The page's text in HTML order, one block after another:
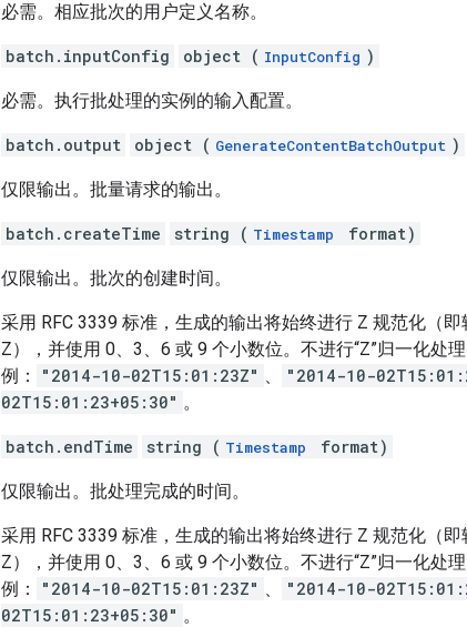
必需。相应批次的用户定义名称。
batch.inputConfig object ( InputConfig )
必需。执行批处理的实例的输入配置。
batch.output object ( GenerateContentBatchOutput )
仅限输出。批量请求的输出。
batch.createTime string ( Timestamp format)
仅限输出。批次的创建时间。
采用 RFC 3339 标准，生成的输出将始终进行 Z 规范化（
Z），并使用 0、3、6 或 9 个小数位。不进行“Z”归一化处
例：
"2014-10-02T15:01:23Z" 、 "2014-10-
02T15:01:23+05:30" 。
batch.endTime string ( Timestamp format)
仅限输出。批处理完成的时间。
采用 RFC 3339 标准，生成的输出将始终进行 Z 规范化（
Z），并使用 0、3、6 或 9 个小数位。不进行“Z”归一化处
例：
"2014-10-02T15:01:23Z" 、 "2014-10-
02T15:01:23+05:30" 。